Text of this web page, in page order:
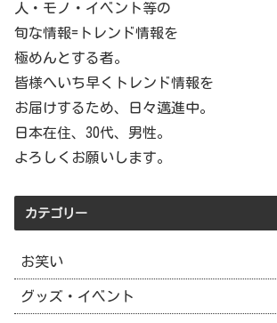
人・モノ・イベント等の
旬な情報=トレンド情報を
極めんとする者。
皆様へいち早くトレンド情報を
お届けするため、日々邁進中。
日本在住、30代、男性。
よろしくお願いします。
カテゴリー
お笑い
グッズ・イベント